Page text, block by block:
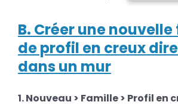
B. Créer une
de profil en creux
dans un mur
1. Nouveau > Famille > Profil en